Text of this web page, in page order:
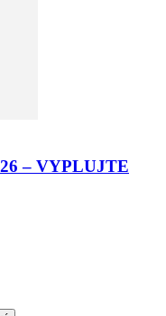
– VYPLUJTE